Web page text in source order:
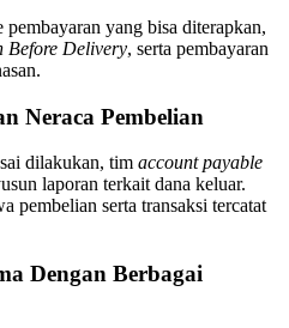
yang bisa diterapkan,
Before Delivery, serta pembayaran
Neraca Pembelian
dilakukan, tim account payable
laporan terkait dana keluar.
pembelian serta transaksi tercatat
Dengan Berbagai